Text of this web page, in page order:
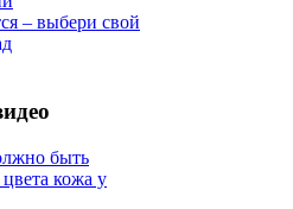
– выбери свой